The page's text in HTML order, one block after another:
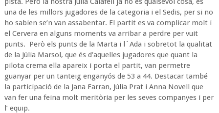
una de les millors jugadores de la categoria i el Sedis, per si no
ho sabien se’n van assabentar. El partit es va complicar molt i
el Cervera en alguns moments va arribar a perdre per vuit
punts. Però els punts de la Marta i l`Ada i sobretot la qualitat
de la Júlia Marsol, que és d’aquelles jugadores que quant la
pilota crema ella apareix i porta el partit, van permetre
guanyar per un tanteig enganyós de 53 a 44. Destacar també
la participació de la Jana Farran, Júlia Prat i Anna Novell que
van fer una feina molt meritòria per les seves companyes i per
l’ equip.